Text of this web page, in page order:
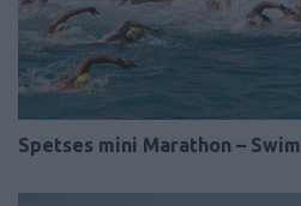
Spetses mini Marathon – Swim